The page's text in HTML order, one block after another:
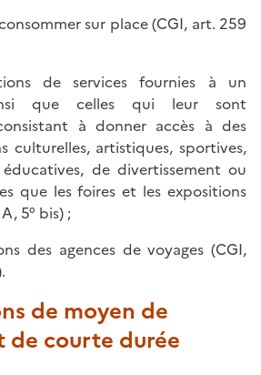
sur place (CGI, art. 259
de services fournies à un
que celles qui leur sont
à donner accès à des
culturelles, artistiques, sportives,
de divertissement ou
que les foires et les expositions
5° bis) ;
des agences de voyages (CGI,
de moyen de
courte durée